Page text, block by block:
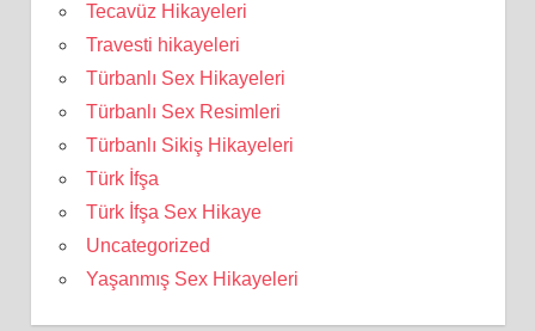
Tecavüz Hikayeleri
Travesti hikayeleri
Türbanlı Sex Hikayeleri
Türbanlı Sex Resimleri
Türbanlı Sikiş Hikayeleri
Türk İfşa
Türk İfşa Sex Hikaye
Uncategorized
Yaşanmış Sex Hikayeleri